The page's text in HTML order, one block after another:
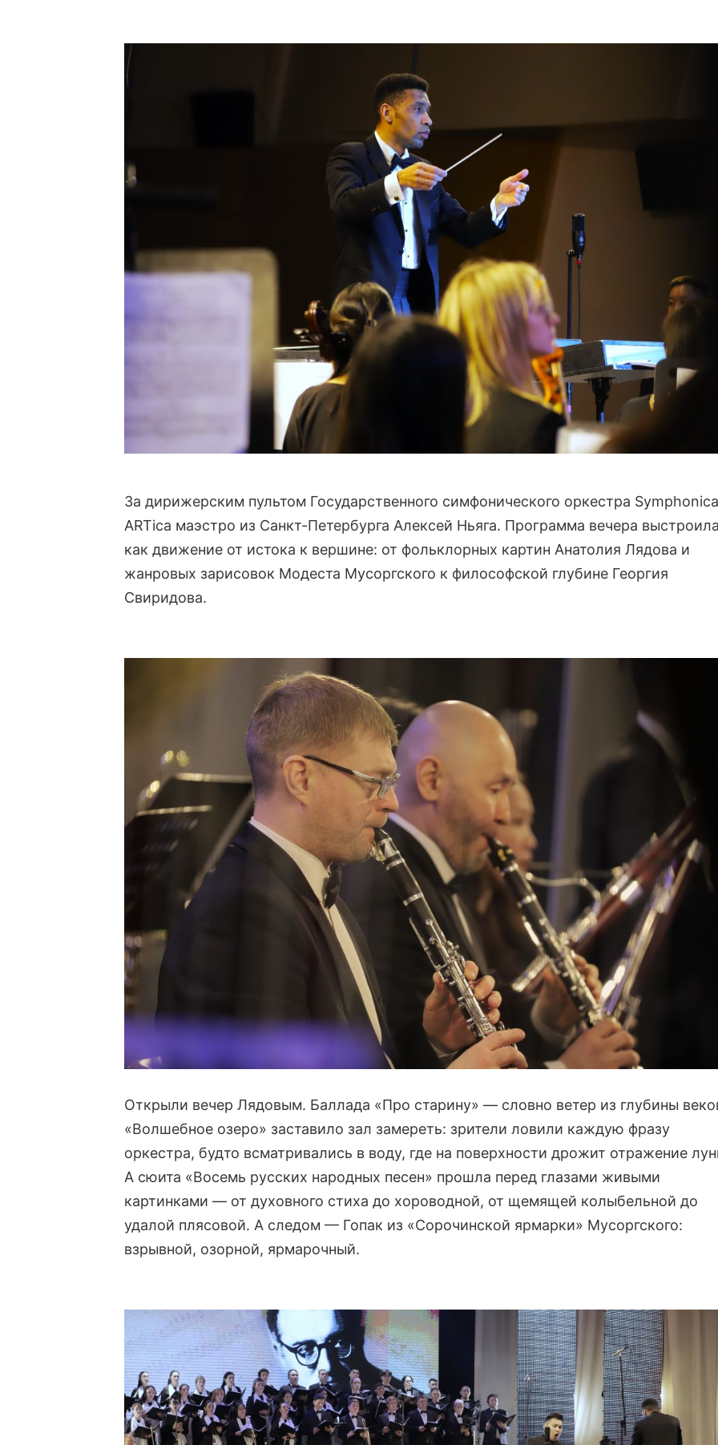
За дирижерским пультом Государственного симфонического оркестра Symphonica
ARTica маэстро из Санкт-Петербурга Алексей Ньяга. Программа вечера
как движение от истока к вершине: от фольклорных картин Анатолия Лядова и
жанровых зарисовок Модеста Мусоргского к философской глубине Георгия
Свиридова.
Открыли вечер Лядовым. Баллада «Про старину» — словно ветер из глубины
«Волшебное озеро» заставило зал замереть: зрители ловили каждую фразу
оркестра, будто всматривались в воду, где на поверхности дрожит отражение
А сюита «Восемь русских народных песен» прошла перед глазами живыми
картинками — от духовного стиха до хороводной, от щемящей колыбельной до
удалой плясовой. А следом — Гопак из «Сорочинской ярмарки» Мусоргского:
взрывной, озорной, ярмарочный.